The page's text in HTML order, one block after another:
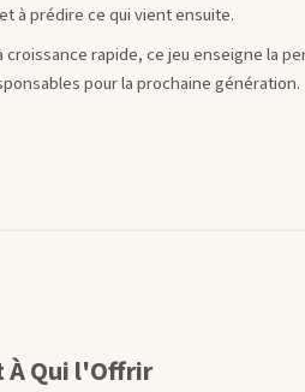
à prédire ce qui vient ensuite.
croissance rapide, ce jeu enseigne la
pour la prochaine génération.
À Qui l'Offrir